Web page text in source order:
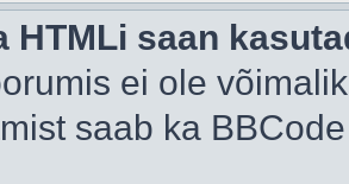
HTMLi saan
ei ole
saab ka